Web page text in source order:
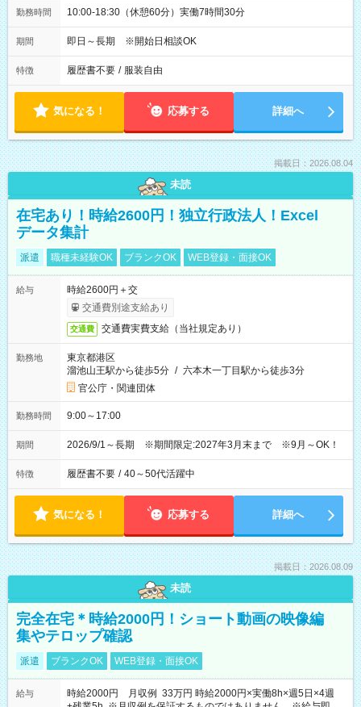
勤務時間 10:00-18:30（休憩60分）実働7時間30分
期間 即日～長期 ※開始日相談OK
特徴 履歴書不要 / 服装自由
気になる！ 応募する 詳細へ
掲載日：2026.08.04
未読
在宅あり！時給2600円！独立行政法人！Excel
データ集計
派遣 職種未経験OK ブランクOK WEB登録・面接OK
給与
時給2600円＋交
交通費別途支給あり
交通費 交通費実費支給（当社規定あり）
勤務地
東京都港区
溜池山王駅から徒歩5分 / 六本木一丁目駅から徒歩3分
官公庁・関連団体
勤務時間 9:00～17:00
期間 2026/9/1～長期 ※期間限定:2027年3月末まで ※9月～OK！
特徴 履歴書不要 / 40～50代活躍中
気になる！ 応募する 詳細へ
掲載日：2026.08.09
未読
完全在宅＊時給2000円！ショート動画の映像編
集やテロップ確認
派遣 ブランクOK WEB登録・面接OK
給与
時給2000円 月収例 33万円 時給2000円×実働8h×週5日×4週